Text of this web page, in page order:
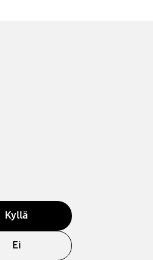
Kyllä
Ei